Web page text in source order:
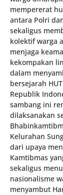
mempererat
antara Polri
sekaligus
kolektif warga
menjaga
kekompakan
dalam
bersejarah
Republik
sambang ini
dilaksanakan
Kelurahan
dari upaya
Kamtibmas
sekaligus
nasionalisme
menyambut